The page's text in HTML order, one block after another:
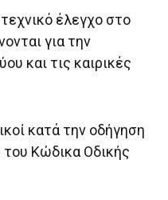
έλεγχο στο
για την
και τις καιρικές
κατά την οδήγηση
του Κώδικα Οδικής